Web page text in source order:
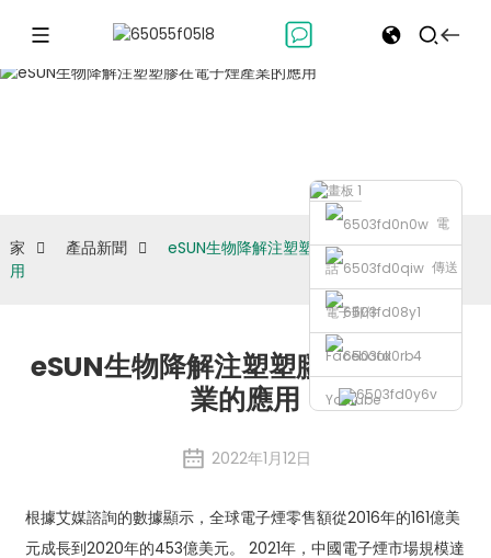
電
話 傳送
電子郵件
Facebook
Youtube
家 產品新聞
eSUN生物降解注塑塑膠在電子煙產業的應
用
eSUN生物降解注塑塑膠在電子煙產
業的應用
2022年1月12日
根據艾媒諮詢的數據顯示，全球電子煙零售額從2016年的161億美
元成長到2020年的453億美元。 2021年，中國電子煙市場規模達